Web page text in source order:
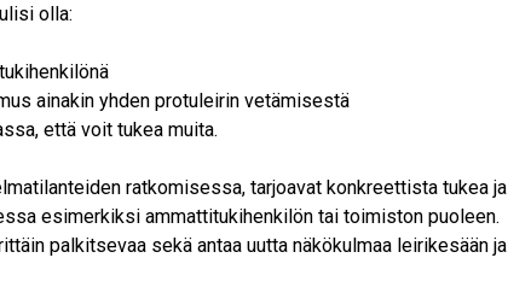
olla:
ainakin yhden protuleirin vetämisestä
että voit tukea muita.
ratkomisessa, tarjoavat konkreettista tukea ja
esimerkiksi ammattitukihenkilön tai toimiston puoleen.
palkitsevaa sekä antaa uutta näkökulmaa leirikesään ja